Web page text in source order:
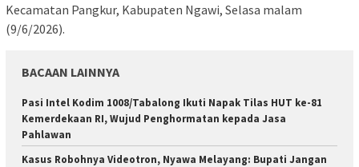
Kecamatan Pangkur, Kabupaten Ngawi, Selasa malam
(9/6/2026).
BACAAN LAINNYA
Pasi Intel Kodim 1008/Tabalong Ikuti Napak Tilas HUT ke-81
Kemerdekaan RI, Wujud Penghormatan kepada Jasa
Pahlawan
Kasus Robohnya Videotron, Nyawa Melayang: Bupati Jangan